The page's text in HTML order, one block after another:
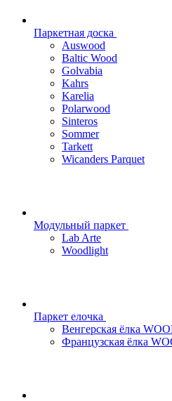
Паркетная доска
Auswood
Baltic Wood
Golvabia
Kahrs
Karelia
Polarwood
Sinteros
Sommer
Tarkett
Wicanders Parquet
Модульный паркет
Lab Arte
Woodlight
Паркет елочка
Венгерская ёлка
Французская ёлка